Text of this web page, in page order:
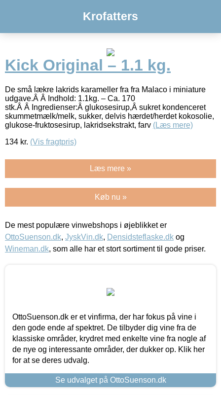
Krofatters
Kick Original – 1.1 kg.
De små lækre lakrids karameller fra fra Malaco i miniature
udgave.Â Â Indhold: 1.1kg. – Ca. 170
stk.Â Â Ingredienser:Â glukosesirup,Â sukret kondenceret
skummetmælk/melk, sukker, delvis hærdet/herdet kokosolie,
glukose-fruktosesirup, lakridsekstrakt, farv (Læs mere)
134 kr. (Vis fragtpris)
Læs mere »
Køb nu »
De mest populære vinwebshops i øjeblikket er
OttoSuenson.dk, JyskVin.dk, Densidsteflaske.dk og
Wineman.dk, som alle har et stort sortiment til gode priser.
OttoSuenson.dk er et vinfirma, der har fokus på vine i
den gode ende af spektret. De tilbyder dig vine fra de
klassiske områder, krydret med enkelte vine fra nogle af
de nye og interessante områder, der dukker op. Klik her
for at se deres udvalg.
Se udvalget på OttoSuenson.dk